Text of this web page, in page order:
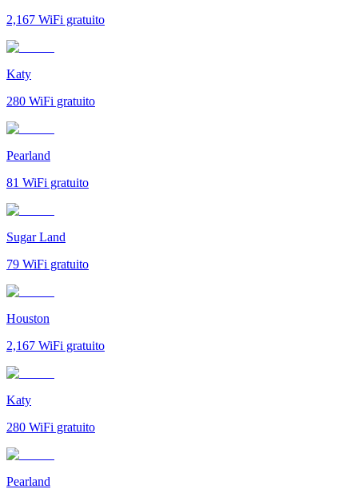
2,167 WiFi gratuito
Katy
280 WiFi gratuito
Pearland
81 WiFi gratuito
Sugar Land
79 WiFi gratuito
Houston
2,167 WiFi gratuito
Katy
280 WiFi gratuito
Pearland